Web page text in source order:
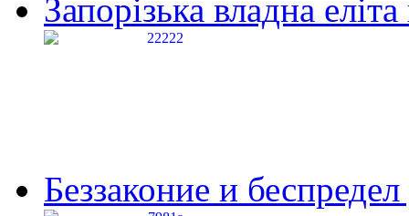
Запорізька владна
Беззаконие и